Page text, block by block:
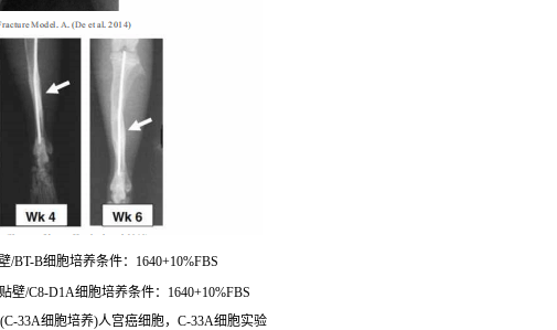
BT-B细胞培养条件：1640+10%FBS
/C8-D1A细胞培养条件：1640+10%FBS
33A细胞培养)人宫癌细胞，C-33A细胞实验